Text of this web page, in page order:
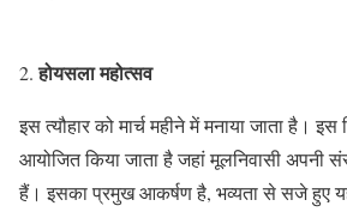
2.होयसला महोत्सव
इस त्यौहार को मार्च महीने में मनाया जाता है। इस
आयोजित किया जाता है जहां मूलनिवासी अपनी
हैं। इसका प्रमुख आकर्षण है, भव्यता से सजे हुए